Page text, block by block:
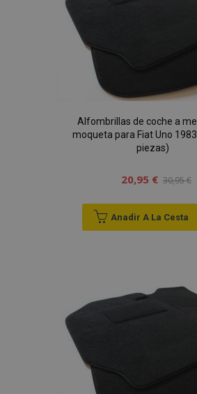
Alfombrillas de coche a
moqueta para Fiat Uno
piezas)
20,95 € 30,95 €
Anadir A La Cesta